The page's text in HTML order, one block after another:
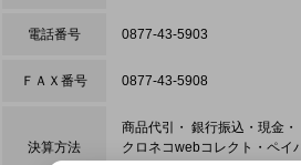
電話番号 0877-43-5903
ＦＡＸ番号 0877-43-5908
決算方法
商品代引・ 銀行振込・現金・
クロネコwebコレクト・ペイ